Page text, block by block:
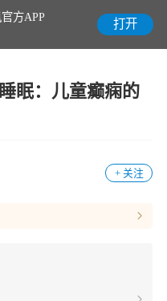
方APP 打开
眠：儿童癫痫的
+ 关注